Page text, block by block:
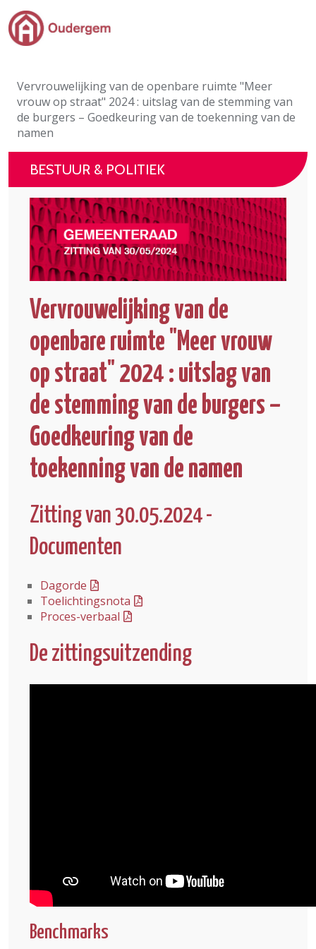
Ga naar de hoofdinhoud
Evenementen & Verenigingen
eLoket
Leven in Oudergem
In 1 klik
Vervrouwelijking van de openbare ruimte "Meer
vrouw op straat" 2024 : uitslag van de stemming van
de burgers – Goedkeuring van de toekenning van de
namen
BESTUUR & POLITIEK
Vervrouwelijking van de
openbare ruimte "Meer vrouw
op straat" 2024 : uitslag van
de stemming van de burgers –
Goedkeuring van de
toekenning van de namen
Zitting van 30.05.2024 -
Documenten
Dagorde
Toelichtingsnota
Proces-verbaal
De zittingsuitzending
Benchmarks